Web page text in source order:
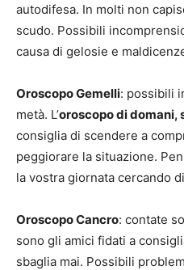
autodifesa. In molti non
scudo. Possibili
causa di gelosie e
Oroscopo Gemelli: possibili
metà. L’oroscopo di domani,
consiglia di scendere a
peggiorare la situazione.
la vostra giornata cercando
Oroscopo Cancro: contate
sono gli amici fidati a
sbaglia mai. Possibili